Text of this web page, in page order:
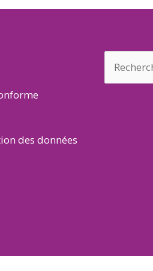
des données